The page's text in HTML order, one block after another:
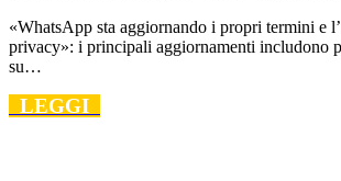
«WhatsApp sta aggiornando i propri termini e
privacy»: i principali aggiornamenti includono
su…
LEGGI